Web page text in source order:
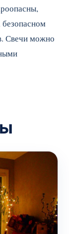
безопасном
Свечи можно